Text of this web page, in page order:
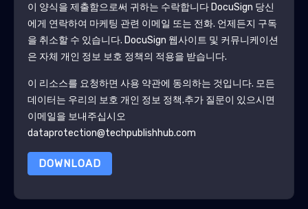
이 양식을 제출함으로써 귀하는 수락합니다 DocuSign 당신
에게 연락하여 마케팅 관련 이메일 또는 전화. 언제든지 구독
을 취소할 수 있습니다. DocuSign 웹사이트 및 커뮤니케이션
은 자체 개인 정보 보호 정책의 적용을 받습니다.
이 리소스를 요청하면 사용 약관에 동의하는 것입니다. 모든
데이터는 우리의 보호 개인 정보 정책.추가 질문이 있으시면
이메일을 보내주십시오
dataprotection@techpublishhub.com
DOWNLOAD